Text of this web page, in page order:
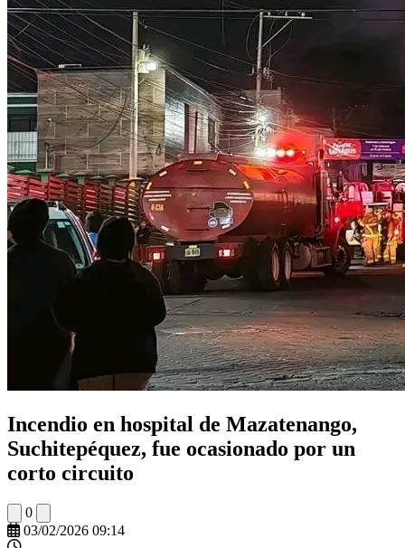
Incendio en hospital de Mazatenango,
Suchitepéquez, fue ocasionado por un
corto circuito
0
03/02/2026 09:14